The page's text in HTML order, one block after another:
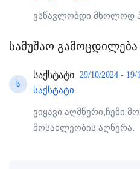
ვსწავლობდი მხოლოდ
სამუშაო გამოცდილება
Ს
საქსტატი 29/10/2024 - 19/
საქსტატი
ვიყავი აღმწერი,ჩემი
მოსახლეობის აღწერა.